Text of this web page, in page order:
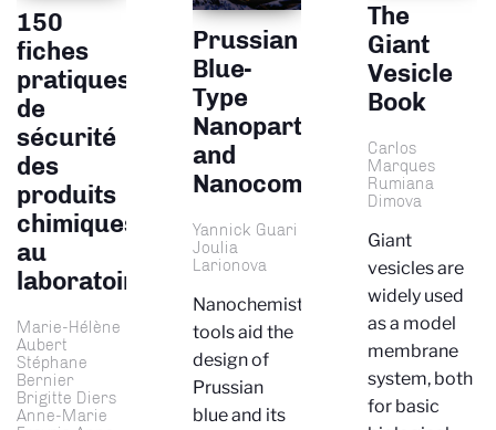
150
fiches
pratiques
de
sécurité
des
produits
chimiques
au
laboratoire
Marie-Hélène
Aubert
Stéphane
Bernier
Brigitte Diers
Anne-Marie
Prussian
Blue-
Type
Nanoparticles
and
Nanocomposites
Yannick Guari
Joulia
Larionova
Nanochemistry
tools aid the
design of
Prussian
blue and its
The
Giant
Vesicle
Book
Carlos
Marques
Rumiana
Dimova
Giant
vesicles are
widely used
as a model
membrane
system, both
for basic